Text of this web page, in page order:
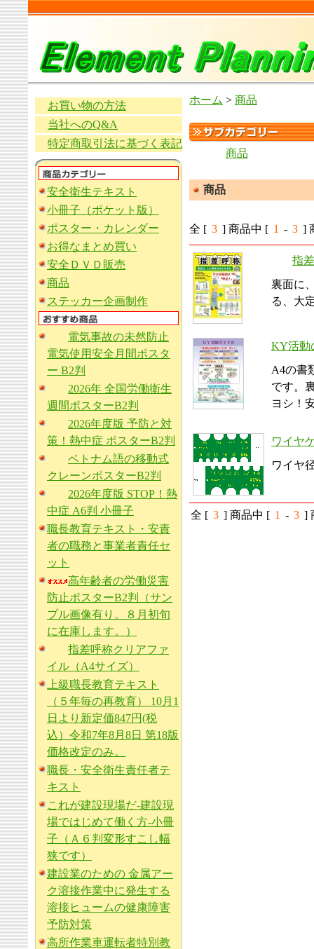
お買い物の方法
当社へのQ&A
特定商取引法に基づく表記
安全衛生テキスト
小冊子（ポケット版）
ポスター・カレンダー
お得なまとめ買い
安全ＤＶＤ販売
商品
ステッカー企画制作
電気事故の未然防止
電気使用安全月間ポスタ
ー B2判
2026年 全国労働衛生
週間ポスターB2判
2026年度版 予防と対
策！熱中症 ポスターB2判
ベトナム語の移動式
クレーンポスターB2判
2026年度版 STOP！熱
中症 A6判 小冊子
職長教育テキスト・安責
者の職務と事業者責任セ
ット
高年齢者の労働災害
防止ポスターB2判（サン
プル画像有り。８月初旬
に在庫します。）
指差呼称クリアファ
イル（A4サイズ）
上級職長教育テキスト
（５年毎の再教育） 10月1
日より新定価847円(税
込）令和7年8月8日 第18版
価格改定のみ。
職長・安全衛生責任者テ
キスト
これが建設現場だ-建設現
場ではじめて働く方-小冊
子（Ａ６判変形すこし幅
狭です）
建設業のための 金属アー
ク溶接作業中に発生する
溶接ヒュームの健康障害
予防対策
高所作業車運転者特別教
ホーム > 商品
商品
商品
全 [ 3 ] 商品中 [ 1 - 3 ]
指
裏面に
る、大
KY活動
A4の書
です。
ヨシ！
ワイヤ
ワイヤ
全 [ 3 ] 商品中 [ 1 - 3 ]